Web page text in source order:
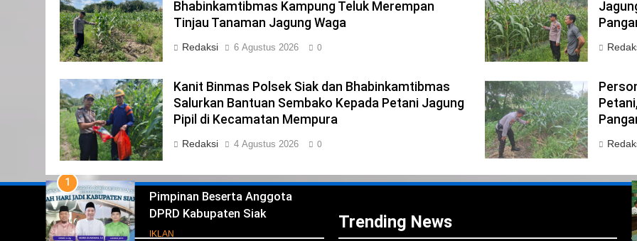
Bhabinkamtibmas Kampung Teluk Merempan
Tinjau Tanaman Jagung Waga
Redaksi 6 Agustus 2026 0
Kanit Binmas Polsek Siak dan Bhabinkamtibmas
Salurkan Bantuan Sembako Kepada Petani Jagung
Pipil di Kecamatan Mempura
Redaksi 4 Agustus 2026 0
Iklan
23
NURGARAHA HARPAL NOVTEN,
SH CALON ANGGOTA DPRD
1
Pimpinan Beserta Anggota
DPRD Kabupaten Siak
Mengucapkan Tahniah Hari Jadi
IKLAN
2
Pemerintah Kabupaten Siak
Mengucapkan Tahniah Hari Jadi
ke-26 Kabupaten Siak
IKLAN
Trending News